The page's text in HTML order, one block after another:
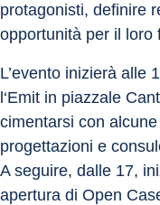
protagonisti, definire
opportunità per il loro
L’evento inizierà alle
l‘Emit in piazzale
cimentarsi con
progettazioni e
A seguire, dalle 17,
apertura di Open